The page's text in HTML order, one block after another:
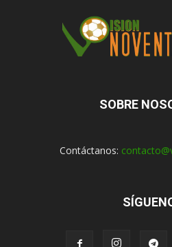
SOBRE
Contáctanos: